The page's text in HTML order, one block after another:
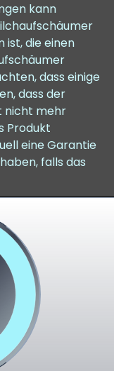
kann
ist, die einen
dass einige
dass der
nicht mehr
Produkt
eine Garantie
falls das